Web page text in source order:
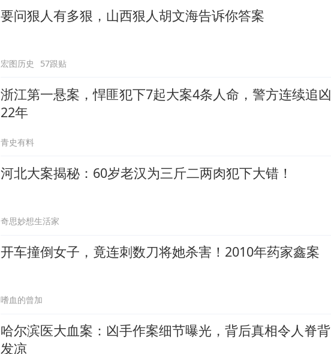
要问狠人有多狠，山西狠人胡文海告诉你答案
宏图历史 57跟贴
浙江第一悬案，悍匪犯下7起大案4条人命，警方连续追凶
22年
青史有料
河北大案揭秘：60岁老汉为三斤二两肉犯下大错！
奇思妙想生活家
开车撞倒女子，竟连刺数刀将她杀害！2010年药家鑫案
嗜血的曾加
哈尔滨医大血案：凶手作案细节曝光，背后真相令人脊背
发凉